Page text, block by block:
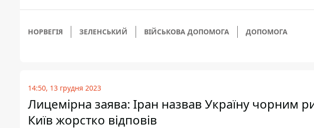
НОРВЕГІЯ ЗЕЛЕНСЬКИЙ ВІЙСЬКОВА ДОПОМОГА ДОПОМОГА
14:50, 13 грудня 2023
Лицемірна заява: Іран назвав Україну чорним
Київ жорстко відповів